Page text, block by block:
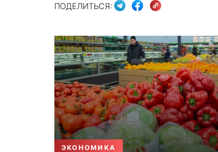
ПОДЕЛИТЬСЯ:
ЭКОНОМИКА